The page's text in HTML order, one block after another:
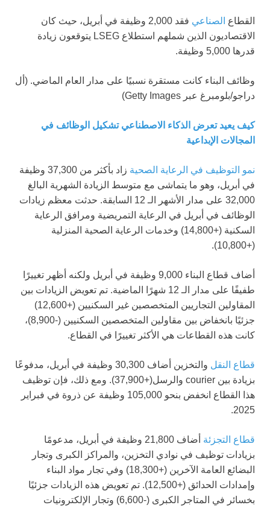
القطاع الصناعي
فقد 2,000 وظيفة في أبريل، حيث كان
الاقتصاديون الذين شملهم استطلاع LSEG يتوقعون زيادة
قدرها 5,000 وظيفة.
وظائف البناء كانت مستقرة نسبيًا على مدار العام الماضي. (أل
دراجو/بلومبرغ عبر Getty Images)
كيف يعيد تعرض الذكاء الاصطناعي تشكيل الوظائف في
المجالات الإبداعية
نمو التوظيف في الرعاية الصحية
زاد بأكثر من 37,300 وظيفة
في أبريل، وهو ما يتماشى مع متوسط الزيادة الشهرية البالغ
32,000 على مدار الأشهر الـ 12 السابقة. حدثت معظم زيادات
الوظائف في أبريل في الرعاية التمريضية ومرافق الرعاية
السكنية (+14,800) وخدمات الرعاية الصحية المنزلية
(+10,800).
أضاف قطاع البناء 9,000 وظيفة في أبريل ولكنه أظهر تغييرًا
طفيفًا على مدار الـ 12 شهرًا الماضية. تم تعويض الزيادات بين
المقاولين التجاريين المتخصصين غير السكنيين (+12,600)
جزئيًا بانخفاض بين مقاولين المتخصصين السكنيين (-8,900)،
كانت هذه القطاعات هي الأكثر تغييرًا في القطاع.
قطاع النقل
والتخزين أضاف 30,300 وظيفة في أبريل، مدفوعًا
بزيادة بين courier والرسل(+37,900). ومع ذلك، فإن توظيف
هذا القطاع انخفض بنحو 105,000 وظيفة عن ذروة في فبراير
2025.
قطاع التجزئة
أضاف 21,800 وظيفة في أبريل، مدعومًا
بزيادات توظيف في نوادي التخزين، والمراكز الكبرى وتجار
البضائع العامة الآخرين (+18,300) وفي تجار مواد البناء
وإمدادات الحدائق (+12,500). تم تعويض هذه الزيادات جزئيًا
بخسائر في المتاجر الكبرى (-6,600) وتجار الإلكترونيات